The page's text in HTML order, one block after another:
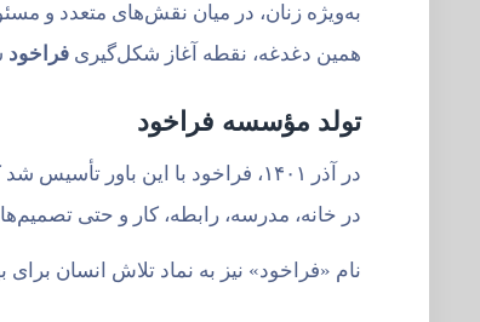
به‌ویژه زنان، در میان نقش‌های متعدد و
همین دغدغه، نقطه آغاز شکل‌گیری فراخود
تولد مؤسسه فراخود
در آذر ۱۴۰۱، فراخود با این باور تأسيس شد که روان‌شناسی باید در زندگی واقعی جریان داشته باشد؛
در خانه، مدرسه، رابطه، کار و حتی
نام «فراخود» نیز به نماد تلاش انسان